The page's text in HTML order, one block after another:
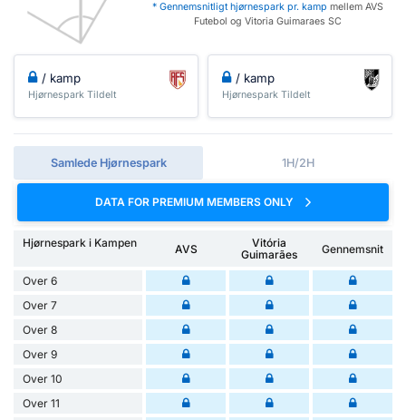
* Gennemsnitligt hjørnespark pr. kamp mellem AVS
Futebol og Vitoria Guimaraes SC
/ kamp
Hjørnespark Tildelt
/ kamp
Hjørnespark Tildelt
Samlede Hjørnespark 1H/2H
DATA FOR PREMIUM MEMBERS ONLY
Hjørnespark i Kampen AVS
Vitória
Guimarães
Gennemsnit
Over 6
Over 7
Over 8
Over 9
Over 10
Over 11